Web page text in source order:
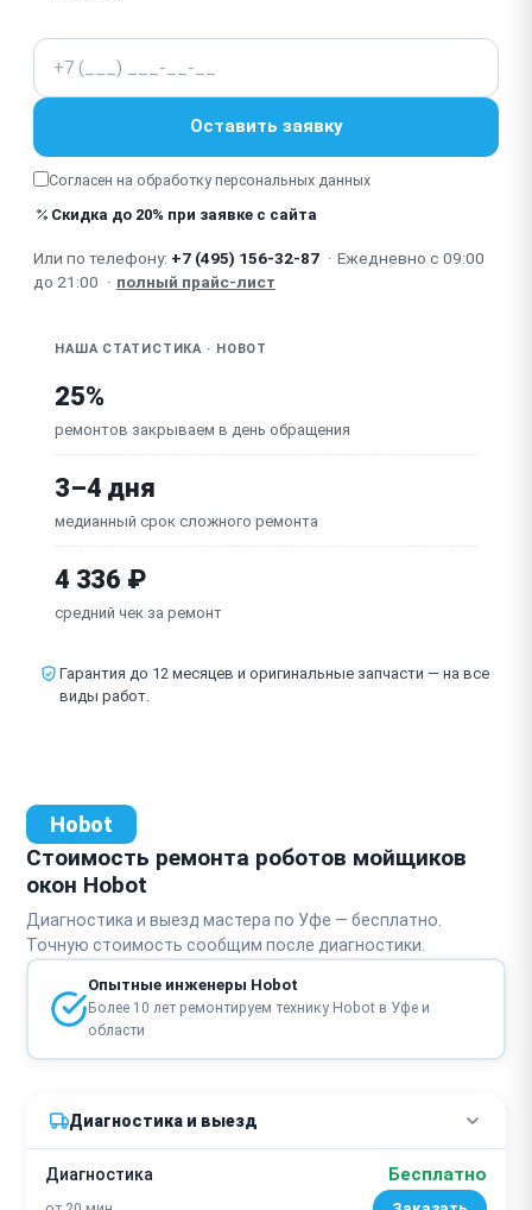
(защита при отключении)
Не работают датчики препятствий / застревает
Зависает / сбой прошивки / не реагирует
Не работает пульт ДУ / приложение / кнопки
Износ / повреждение уплотнителя вакуумной
Повреждён страховочный трос / неисправна плата
Телефон
Оставить заявку
Согласен на обработку персональных данных
Скидка до 20% при заявке с сайта
Или по телефону: +7 (495) 156-32-87 · Ежедневно с 09:00
до 21:00 · полный прайс-лист
НАША СТАТИСТИКА · HOBOT
25%
ремонтов закрываем в день обращения
3–4 дня
медианный срок сложного ремонта
4 336 ₽
средний чек за ремонт
Гарантия до 12 месяцев и оригинальные запчасти — на все
виды работ.
Hobot
Стоимость ремонта роботов мойщиков
окон Hobot
Диагностика и выезд мастера по Уфе — бесплатно.
Точную стоимость сообщим после диагностики.
Опытные инженеры Hobot
Более 10 лет ремонтируем технику Hobot в Уфе и
области
Диагностика и выезд
Диагностика Бесплатно